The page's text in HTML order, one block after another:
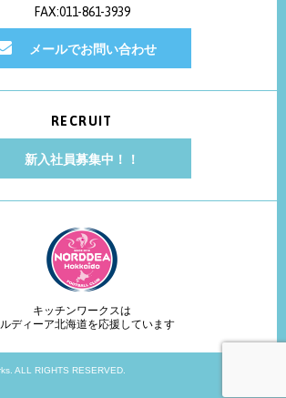
FAX:011-861-3939
メールでお問い合わせ
RECRUIT
新入社員募集中！！
キッチンワークスは
ディーア北海道を応援しています
ALL RIGHTS RESERVED.